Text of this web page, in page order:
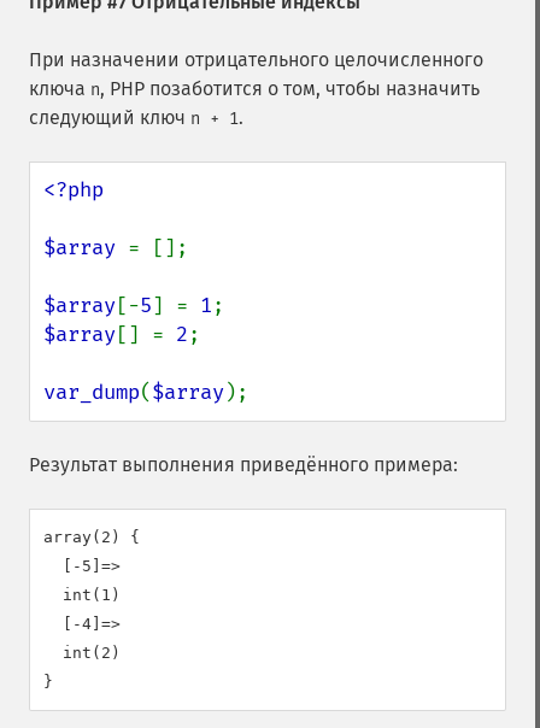
При назначении отрицательного целочисленного
ключа n, PHP позаботится о том, чтобы назначить
следующий ключ n + 1.
<?php
$array = [];
$array[-5] = 1
$array[] = 2;
var_dump($array);
Результат выполнения приведённого примера:
array(2) {
  [-5]=>
  int(1)
  [-4]=>
  int(2)